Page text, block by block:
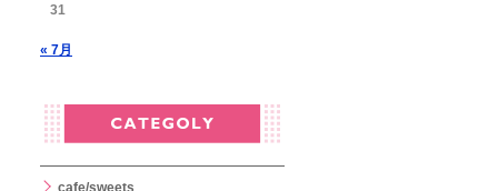
31
« 7月
cafe/sweets